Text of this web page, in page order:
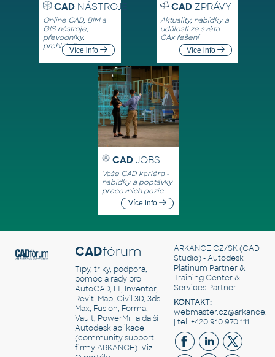
CADNÁSTROJE
Online CAD, BIM a
GIS nástroje,
převodníky,
prohlížečeVíce info
CADZPRÁVY
Aktuality, nabídky a
události ze světa
CAx řešení
Více info
CAD JOBS
Vaše CAD kariéra -
nabídky a poptávky
pracovních pozic
Více info
CADfórum
Tipy, triky, podpora,
pomoc a rady pro
AutoCAD, LT, Inventor,
Revit, Map, Civil 3D, 3ds
Max, Fusion, Forma,
Vault, PowerMill a další
Autodesk aplikace
(community support
firmy ARKANCE). Viz
ARKANCE CZ/SK(CAD
Studio) - Autodesk
Platinum Partner &
Training Center &
Services Partner
KONTAKT:
| tel. +420 910 970 111